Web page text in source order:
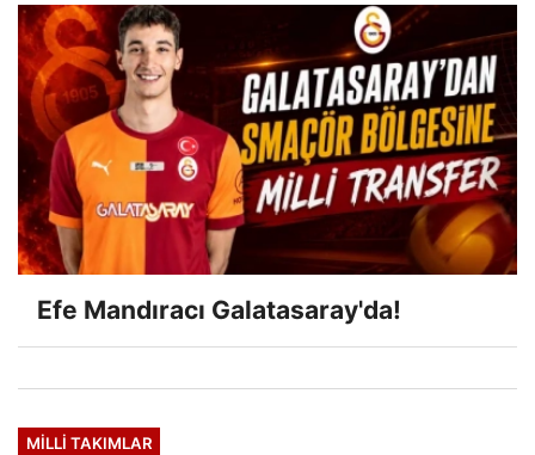
Efe Mandıracı Galatasaray'da!
MILLI TAKIMLAR